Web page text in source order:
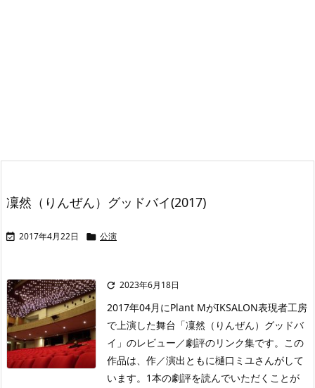
凜然（りんぜん）グッドバイ(2017)
 2017年4月22日  公演
 2023年6月18日
2017年04月にPlant MがIKSALON表現者工房
で上演した舞台「凜然（りんぜん）グッドバ
イ」のレビュー／劇評のリンク集です。この
作品は、作／演出ともに樋口ミユさんがして
います。1本の劇評を読んでいただくことが